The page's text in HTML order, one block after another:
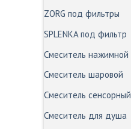
ZORG под фильтры
SPLENKA под фильтр
Смеситель нажимной
Смеситель шаровой
Смеситель сенсорный
Смеситель для душа